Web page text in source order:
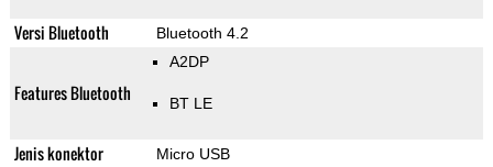
Versi Bluetooth Bluetooth 4.2
Features Bluetooth
A2DP
BT LE
Jenis konektor Micro USB